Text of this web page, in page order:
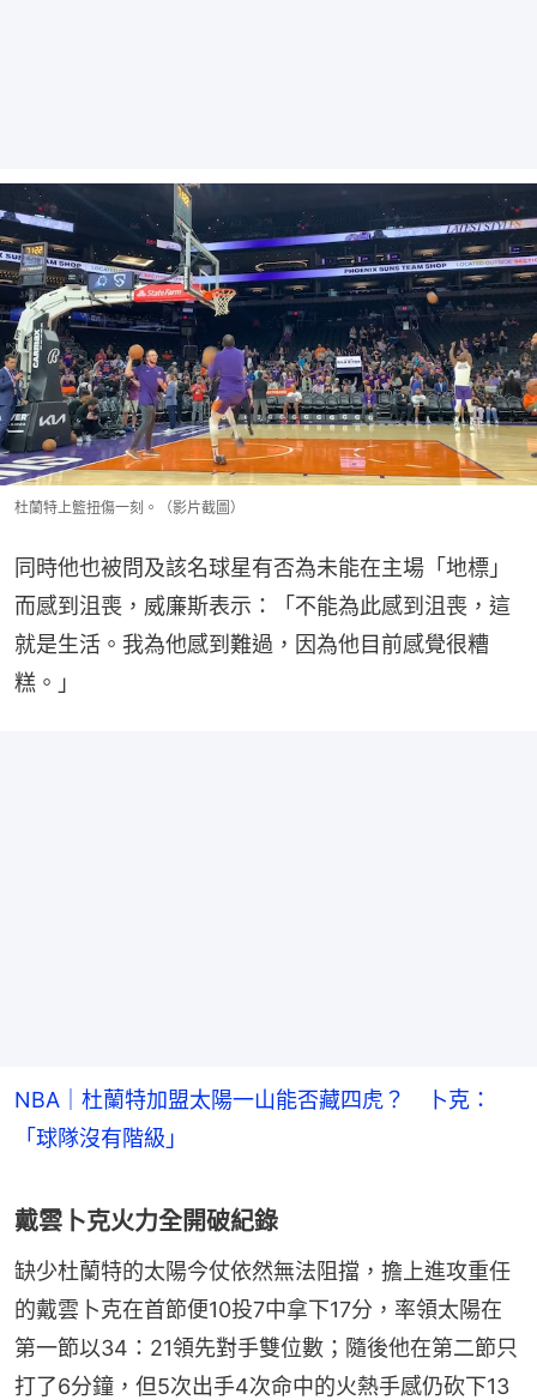
杜蘭特上籃扭傷一刻。（影片截圖）
同時他也被問及該名球星有否為未能在主場「地標」
而感到沮喪，威廉斯表示：「不能為此感到沮喪，這
就是生活。我為他感到難過，因為他目前感覺很糟
糕。」
NBA｜杜蘭特加盟太陽一山能否藏四虎？ 卜克：
「球隊沒有階級」
戴雲卜克火力全開破紀錄
缺少杜蘭特的太陽今仗依然無法阻擋，擔上進攻重任
的戴雲卜克在首節便10投7中拿下17分，率領太陽在
第一節以34：21領先對手雙位數；隨後他在第二節只
打了6分鐘，但5次出手4次命中的火熱手感仍砍下13